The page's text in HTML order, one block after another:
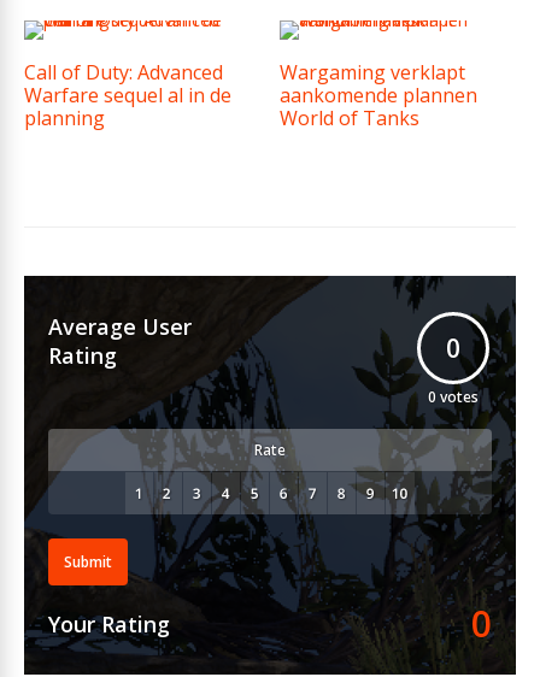
Call of Duty: Advanced
Warfare sequel al in de
planning
Wargaming verklapt
aankomende plannen
World of Tanks
Average User
Rating
0
0 votes
Rate
Submit
Your Rating 0